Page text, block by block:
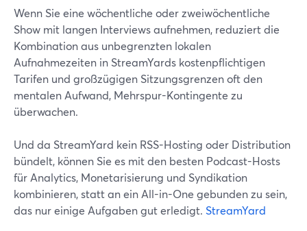
Wenn Sie eine wöchentliche oder zweiwöchentliche
Show mit langen Interviews aufnehmen, reduziert die
Kombination aus unbegrenzten lokalen
Aufnahmezeiten in StreamYards kostenpflichtigen
Tarifen und großzügigen Sitzungsgrenzen oft den
mentalen Aufwand, Mehrspur-Kontingente zu
überwachen.
Und da StreamYard kein RSS-Hosting oder Distribution
bündelt, können Sie es mit den besten Podcast-Hosts
für Analytics, Monetarisierung und Syndikation
kombinieren, statt an ein All-in-One gebunden zu sein,
das nur einige Aufgaben gut erledigt. StreamYard